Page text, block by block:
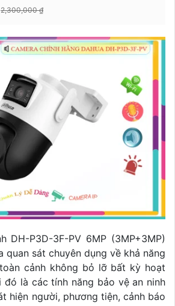
2,300,000 ₫
DH-P3D-3F-PV 6MP (3MP+3MP)
quan sát chuyên dụng về khả năng
cảnh không bỏ lỡ bất kỳ hoạt
đó là các tính năng bảo vệ an ninh
hiện người, phương tiện, cảnh báo